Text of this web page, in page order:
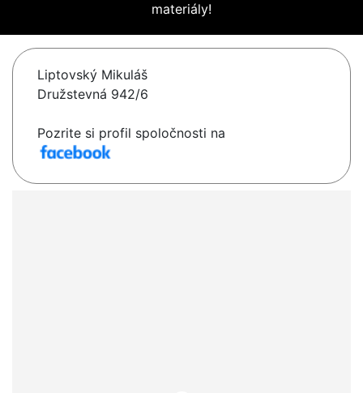
materiály!
Liptovský Mikuláš
Družstevná 942/6
Pozrite si profil spoločnosti na